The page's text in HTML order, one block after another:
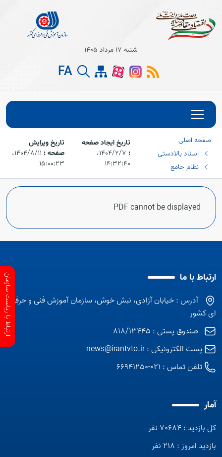
شنبه 17 مرداد 1405
FA
صفحه اصلی
اسناد بالادستی
نظام جامع
تاریخ ایجاد صفحه
:
۱۴۰۴/۲/۷،‏
۱۴:۳۲:۴۰
تاریخ ویرایش
صفحه :
۱۴۰۴/۸/۱۱،‏
۱۵:۰۰:۲۳
PDF cannot be displayed
ارتباط با ما
آدرس : خیابان آزادی، نبش خوش، سازمان آموزش فنی و حرفه
ای کشور
صندوق پستی : 818/13445
پست الکترونیکی :news@irantvto.ir
تلفن تماس : 021-66941250
آمار
کل بازدید : 70684 نفر
بازدید امروز : 218 نفر
ارتباط با ریاست سازمان